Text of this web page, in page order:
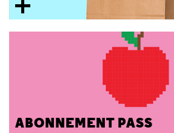
ABONNEMENT PASS